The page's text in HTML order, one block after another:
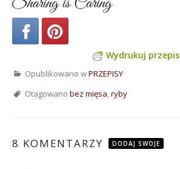
Wydrukuj przepis
Opublikowano wPRZEPISY
Otagowano bez mięsa,ryby
8 KOMENTARZY DODAJ SWOJE